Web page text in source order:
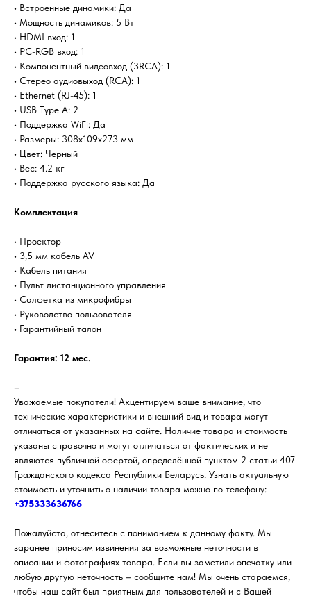
• Встроенные динамики: Да
• Мощность динамиков: 5 Вт
• HDMI вход: 1
• PC-RGB вход: 1
• Компонентный видеовход (3RCA): 1
• Стерео аудиовыход (RCA): 1
• Ethernet (RJ-45): 1
• USB Type A: 2
• Поддержка WiFi: Да
• Размеры: 308x109x273 мм
• Цвет: Черный
• Вес: 4.2 кг
• Поддержка русского языка: Да
Комплектация
• Проектор
• 3,5 мм кабель AV
• Кабель питания
• Пульт дистанционного управления
• Салфетка из микрофибры
• Руководство пользователя
• Гарантийный талон
Гарантия: 12 мес.
–
Уважаемые покупатели! Акцентируем ваше внимание, что
технические характеристики и внешний вид и товара могут
отличаться от указанных на сайте. Наличие товара и стоимость
указаны справочно и могут отличаться от фактических и не
являются публичной офертой, определённой пунктом 2 статьи 407
Гражданского кодекса Республики Беларусь. Узнать актуальную
стоимость и уточнить о наличии товара можно по телефону:
+375333636766
Пожалуйста, отнеситесь с пониманием к данному факту. Мы
заранее приносим извинения за возможные неточности в
описании и фотографиях товара. Если вы заметили опечатку или
любую другую неточность – сообщите нам! Мы очень стараемся,
чтобы наш сайт был приятным для пользователей и с Вашей